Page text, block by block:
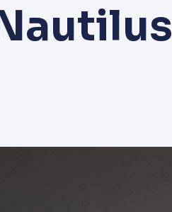
Nautilus